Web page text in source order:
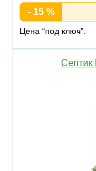
- 15 %
Цена “под ключ”: